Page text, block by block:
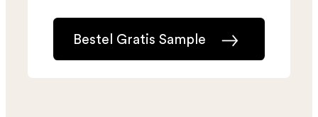
Bestel Gratis Sample